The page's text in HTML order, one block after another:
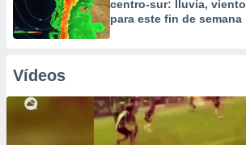
centro-sur: lluvia,
para este fin de semana
Vídeos